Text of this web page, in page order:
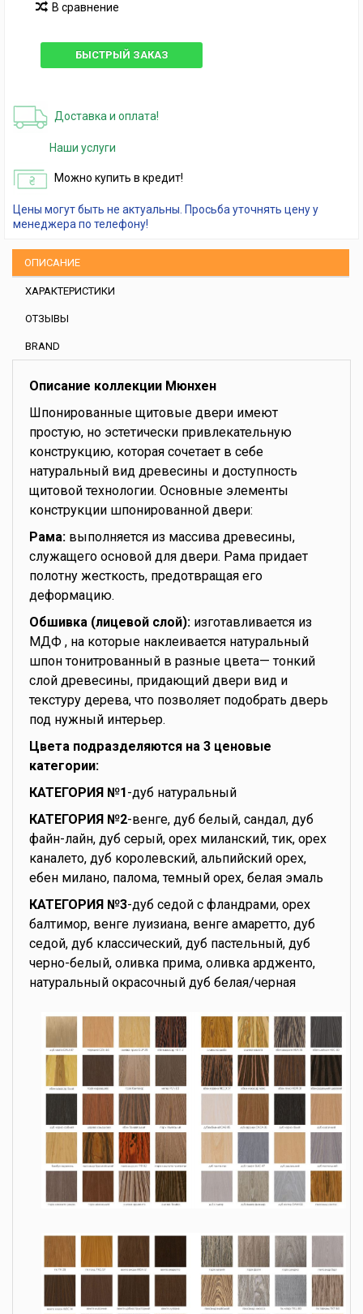
В сравнение
БЫСТРЫЙ ЗАКАЗ
Доставка и оплата!
Наши услуги
Можно купить в кредит!
Цены могут быть не актуальны. Просьба уточнять цену у
менеджера по телефону!
ОПИСАНИЕ
ХАРАКТЕРИСТИКИ
ОТЗЫВЫ
BRAND
Описание коллекции Мюнхен
Шпонированные щитовые двери имеют
простую, но эстетически привлекательную
конструкцию, которая сочетает в себе
натуральный вид древесины и доступность
щитовой технологии. Основные элементы
конструкции шпонированной двери:
Рама: выполняется из массива древесины,
служащего основой для двери. Рама придает
полотну жесткость, предотвращая его
деформацию.
Обшивка (лицевой слой): изготавливается из
МДФ , на которые наклеивается натуральный
шпон тонитрованный в разные цвета— тонкий
слой древесины, придающий двери вид и
текстуру дерева, что позволяет подобрать дверь
под нужный интерьер.
Цвета подразделяются на 3 ценовые
категории:
КАТЕГОРИЯ №1-дуб натуральный
КАТЕГОРИЯ №2-венге, дуб белый, сандал, дуб
файн-лайн, дуб серый, орех миланский, тик, орех
каналето, дуб королевский, альпийский орех,
ебен милано, палома, темный орех, белая эмаль
КАТЕГОРИЯ №3-дуб седой с фландрами, орех
балтимор, венге луизиана, венге амаретто, дуб
седой, дуб классический, дуб пастельный, дуб
черно-белый, оливка прима, оливка ардженто,
натуральный окрасочный дуб белая/черная